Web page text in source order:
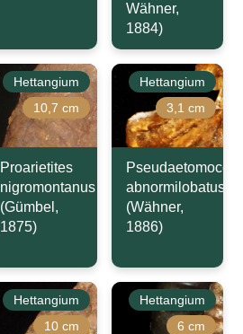
Wähner,
1884)
Hettangium
10,7 cm
Proarietites
nigromontanus
(Gümbel,
1875)
Hettangium
3,1 cm
abnormilobatus
(Wähner,
1886)
Hettangium
10 cm
Hettangium
6 cm